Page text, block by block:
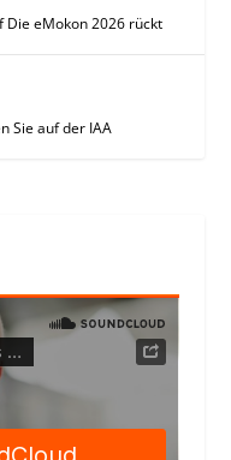
Die eMokon 2026 rückt
Sie auf der IAA